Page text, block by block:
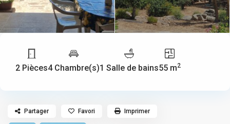
2 Pièces4 Chambre(s)1 Salle de bains55 m2
Partager Favori Imprimer